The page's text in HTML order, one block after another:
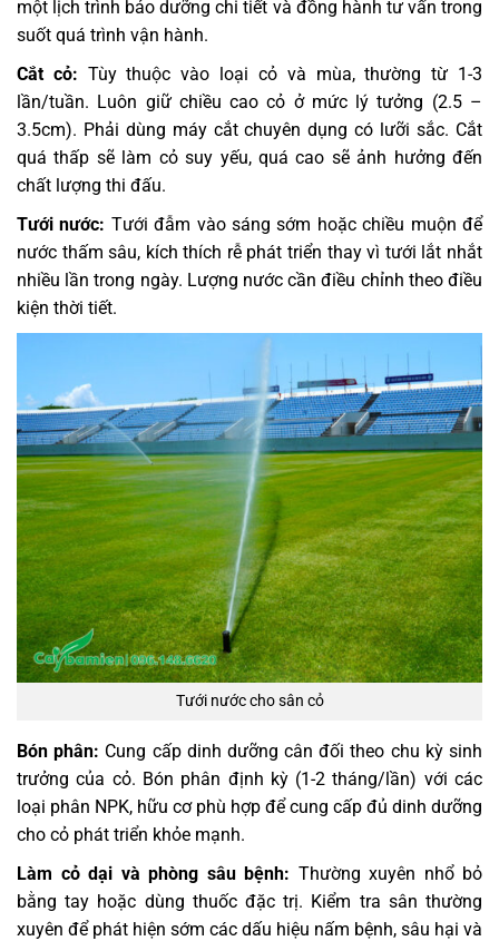
một lịch trình bảo dưỡng chi tiết và đồng hành tư vấn trong
suốt quá trình vận hành.
Cắt cỏ: Tùy thuộc vào loại cỏ và mùa, thường từ 1-3
lần/tuần. Luôn giữ chiều cao cỏ ở mức lý tưởng (2.5 –
3.5cm). Phải dùng máy cắt chuyên dụng có lưỡi sắc. Cắt
quá thấp sẽ làm cỏ suy yếu, quá cao sẽ ảnh hưởng đến
chất lượng thi đấu.
Tưới nước: Tưới đẫm vào sáng sớm hoặc chiều muộn để
nước thấm sâu, kích thích rễ phát triển thay vì tưới lắt nhắt
nhiều lần trong ngày. Lượng nước cần điều chỉnh theo điều
kiện thời tiết.
Tưới nước cho sân cỏ
Bón phân: Cung cấp dinh dưỡng cân đối theo chu kỳ sinh
trưởng của cỏ. Bón phân định kỳ (1-2 tháng/lần) với các
loại phân NPK, hữu cơ phù hợp để cung cấp đủ dinh dưỡng
cho cỏ phát triển khỏe mạnh.
Làm cỏ dại và phòng sâu bệnh: Thường xuyên nhổ bỏ
bằng tay hoặc dùng thuốc đặc trị. Kiểm tra sân thường
xuyên để phát hiện sớm các dấu hiệu nấm bệnh, sâu hại và